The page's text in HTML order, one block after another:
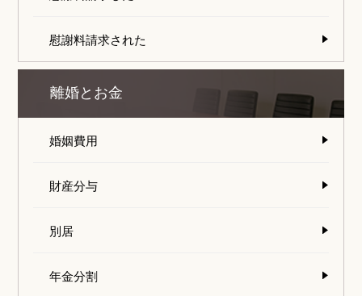
慰謝料請求された
離婚とお金
婚姻費用
財産分与
別居
年金分割